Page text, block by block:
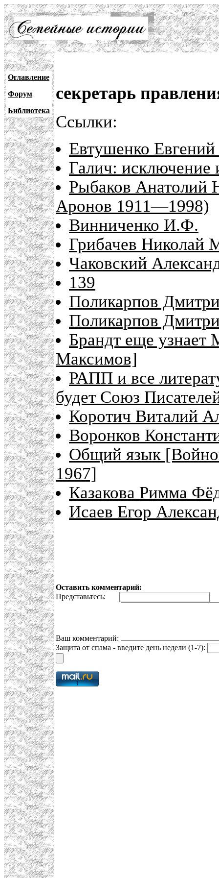
Оглавление
Форум
Библиотека
секретарь
Ссылки:
Евтушенко
Галич: исключение
Рыбаков Анатолий
Аронов 1911—1998)
Винниченко И.Ф.
Грибачев Николай
Чаковский
139
Поликарпов
Поликарпов
Брандт еще
Максимов]
РАПП и все
будет Союз
Коротич Виталий
Воронков
Общий язык
1967]
Казакова Римма
Исаев Егор
Оставить комментарий:
Представьтесь:
Ваш комментарий:
Защита от спама - введите день недели (1-7):